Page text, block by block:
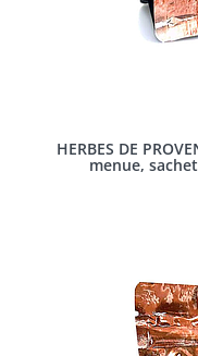
HERBES DE
menue,